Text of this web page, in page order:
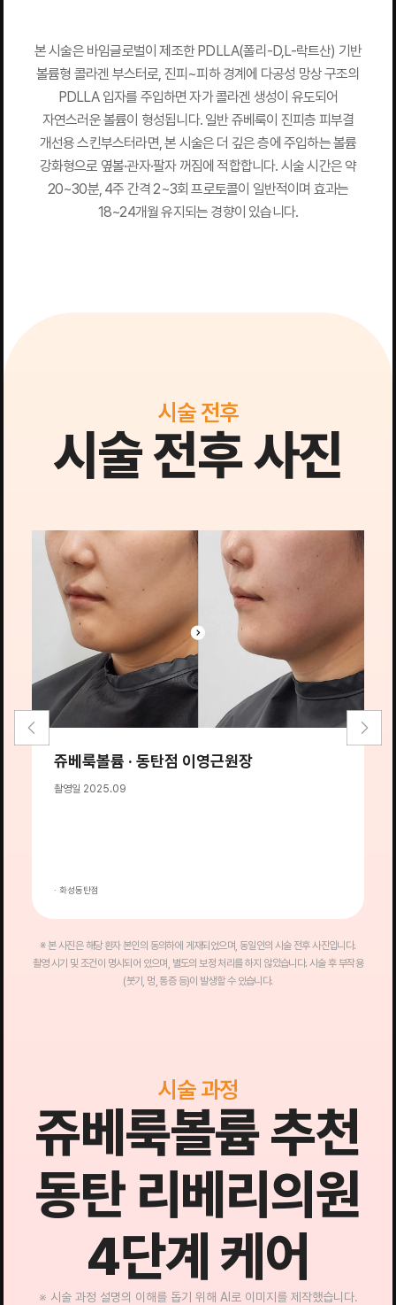
본 시술은 바임글로벌이 제조한 PDLLA(폴리-D,L-락트산) 기반
볼륨형 콜라겐 부스터로, 진피~피하 경계에 다공성 망상 구조의
PDLLA 입자를 주입하면 자가 콜라겐 생성이 유도되어
자연스러운 볼륨이 형성됩니다. 일반 쥬베룩이 진피층 피부결
개선용 스킨부스터라면, 본 시술은 더 깊은 층에 주입하는 볼륨
강화형으로 옆볼·관자·팔자 꺼짐에 적합합니다. 시술 시간은 약
20~30분, 4주 간격 2~3회 프로토콜이 일반적이며 효과는
18~24개월 유지되는 경향이 있습니다.
시술 전후
시술 전후 사진
쥬베룩볼륨 · 동탄점 이영근원장
촬영일 2025.09
· 화성동탄점
※ 본 사진은 해당 환자 본인의 동의하에 게재되었으며, 동일인의 시술 전후 사진입니다.
촬영 시기 및 조건이 명시되어 있으며, 별도의 보정 처리를 하지 않았습니다. 시술 후 부작용
(붓기, 멍, 통증 등)이 발생할 수 있습니다.
시술 과정
쥬베룩볼륨 추천
동탄 리베리의원
4단계 케어
※ 시술 과정 설명의 이해를 돕기 위해 AI로 이미지를 제작했습니다.